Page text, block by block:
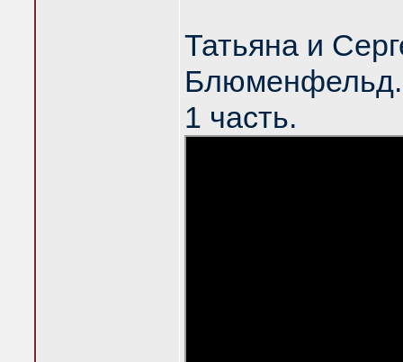
Татьяна и
Блюменфельд.
1 часть.